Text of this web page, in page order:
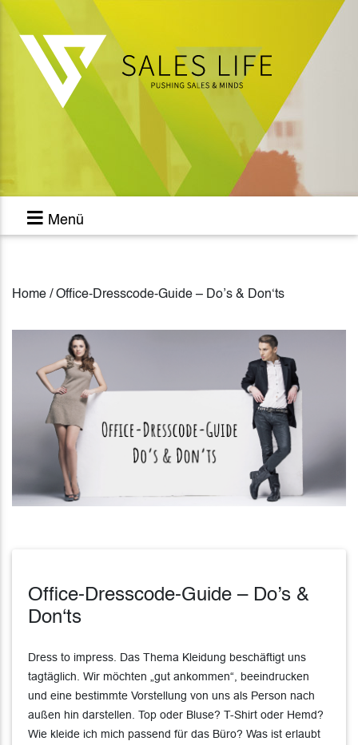
Menü
Home / Office-Dresscode-Guide – Do’s & Don‘ts
Office-Dresscode-Guide – Do’s &
Don‘ts
Dress to impress. Das Thema Kleidung beschäftigt uns
tagtäglich. Wir möchten „gut ankommen“, beeindrucken
und eine bestimmte Vorstellung von uns als Person nach
außen hin darstellen. Top oder Bluse? T-Shirt oder Hemd?
Wie kleide ich mich passend für das Büro? Was ist erlaubt